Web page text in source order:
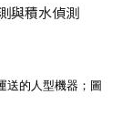
與積水偵測
送的人型機器；圖